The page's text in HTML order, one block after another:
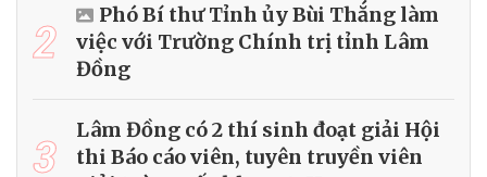
2
Phó Bí thư Tỉnh ủy Bùi Thắng làm
việc với Trường Chính trị tỉnh Lâm
Đồng
3
Lâm Đồng có 2 thí sinh đoạt giải Hội
thi Báo cáo viên, tuyên truyền viên